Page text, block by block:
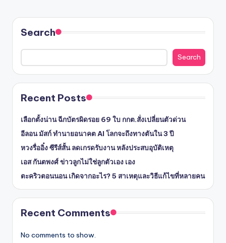
Search
Search
Recent Posts
เลือกตั้งน่าน ฉีกบัตรผิดรอย 69 ใบ กกต.สั่งเปลี่ยนตัวด่วน
อีลอน มัสก์ ทำนายอนาคต AI โลกจะถึงทางตันใน 3 ปี
หวงรื่ออิ๋ง ซีรีส์สั้น ลดเกรดรับงาน หลังประสบอุบัติเหตุ
เอส กันตพงศ์ ข่าวลูกไม่ใช่ลูกตัวเอง เอง
ตะคริวตอนนอน เกิดจากอะไร? 5 สาเหตุและวิธีแก้ไขที่หลายคน
Recent Comments
No comments to show.